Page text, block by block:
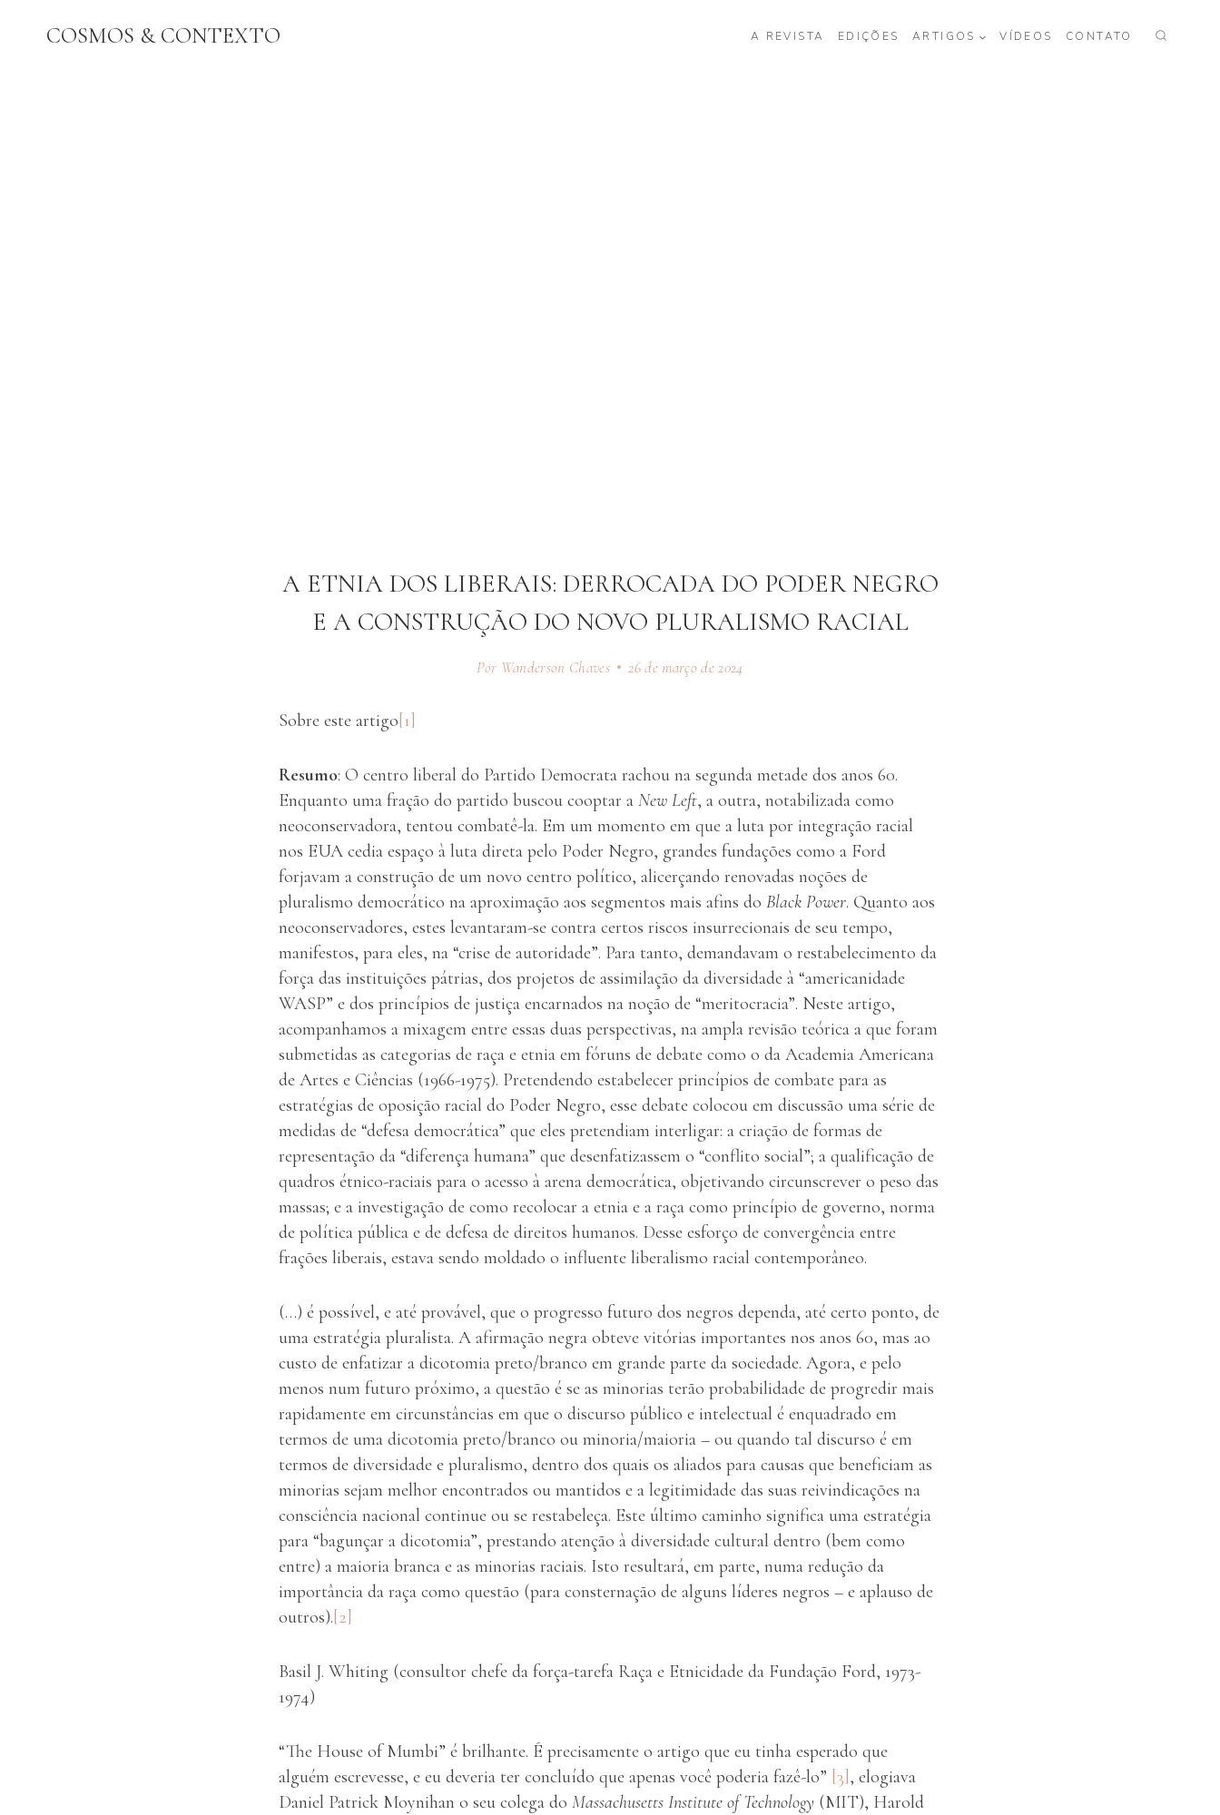
COSMOS & CONTEXTO A REVISTA EDIÇÕES ARTIGOS VÍDEOS CONTATO
A ETNIA DOS LIBERAIS: DERROCADA DO PODER NEGRO
E A CONSTRUÇÃO DO NOVO PLURALISMO RACIAL
Por Wanderson Chaves 26 de março de 2024
Sobre este artigo[1]
Resumo: O centro liberal do Partido Democrata rachou na segunda metade dos anos 60.
Enquanto uma fração do partido buscou cooptar a New Left, a outra, notabilizada como
neoconservadora, tentou combatê-la. Em um momento em que a luta por integração racial
nos EUA cedia espaço à luta direta pelo Poder Negro, grandes fundações como a Ford
forjavam a construção de um novo centro político, alicerçando renovadas noções de
pluralismo democrático na aproximação aos segmentos mais afins do Black Power. Quanto aos
neoconservadores, estes levantaram-se contra certos riscos insurrecionais de seu tempo,
manifestos, para eles, na “crise de autoridade”. Para tanto, demandavam o restabelecimento da
força das instituições pátrias, dos projetos de assimilação da diversidade à “americanidade
WASP” e dos princípios de justiça encarnados na noção de “meritocracia”. Neste artigo,
acompanhamos a mixagem entre essas duas perspectivas, na ampla revisão teórica a que foram
submetidas as categorias de raça e etnia em fóruns de debate como o da Academia Americana
de Artes e Ciências (1966-1975). Pretendendo estabelecer princípios de combate para as
estratégias de oposição racial do Poder Negro, esse debate colocou em discussão uma série de
medidas de “defesa democrática” que eles pretendiam interligar: a criação de formas de
representação da “diferença humana” que desenfatizassem o “conflito social”; a qualificação de
quadros étnico-raciais para o acesso à arena democrática, objetivando circunscrever o peso das
massas; e a investigação de como recolocar a etnia e a raça como princípio de governo, norma
de política pública e de defesa de direitos humanos. Desse esforço de convergência entre
frações liberais, estava sendo moldado o influente liberalismo racial contemporâneo.
(…) é possível, e até provável, que o progresso futuro dos negros dependa, até certo ponto, de
uma estratégia pluralista. A afirmação negra obteve vitórias importantes nos anos 60, mas ao
custo de enfatizar a dicotomia preto/branco em grande parte da sociedade. Agora, e pelo
menos num futuro próximo, a questão é se as minorias terão probabilidade de progredir mais
rapidamente em circunstâncias em que o discurso público e intelectual é enquadrado em
termos de uma dicotomia preto/branco ou minoria/maioria – ou quando tal discurso é em
termos de diversidade e pluralismo, dentro dos quais os aliados para causas que beneficiam as
minorias sejam melhor encontrados ou mantidos e a legitimidade das suas reivindicações na
consciência nacional continue ou se restabeleça. Este último caminho significa uma estratégia
para “bagunçar a dicotomia”, prestando atenção à diversidade cultural dentro (bem como
entre) a maioria branca e as minorias raciais. Isto resultará, em parte, numa redução da
importância da raça como questão (para consternação de alguns líderes negros – e aplauso de
outros).[2]
Basil J. Whiting (consultor chefe da força-tarefa Raça e Etnicidade da Fundação Ford, 1973-
1974)
“The House of Mumbi” é brilhante. É precisamente o artigo que eu tinha esperado que
alguém escrevesse, e eu deveria ter concluído que apenas você poderia fazê-lo” [3], elogiava
Daniel Patrick Moynihan o seu colega do Massachusetts Institute of Technology (MIT), Harold